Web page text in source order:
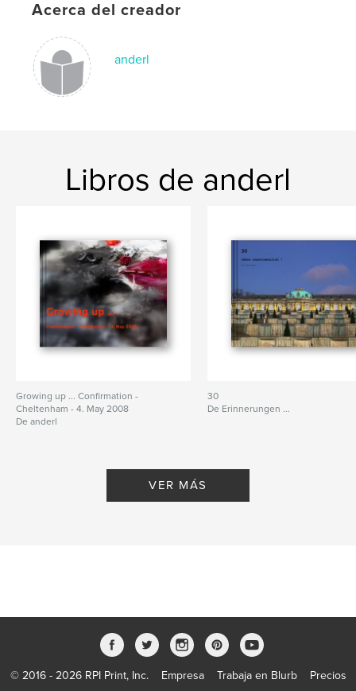
Acerca del creador
anderl
Libros de anderl
Growing up ... Confirmation -
Cheltenham - 4. May 2008
De anderl
30
De Erinnerungen ...
VER MÁS
© 2016 - 2026 RPI Print, Inc. Empresa Trabaja en Blurb Precios